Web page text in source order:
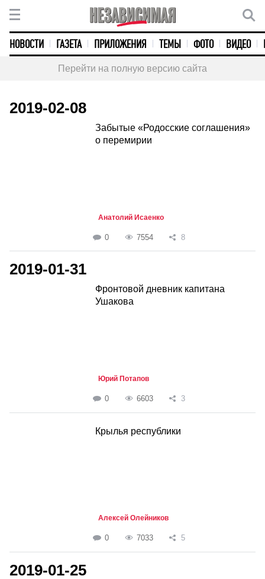
НОВОСТИ ГАЗЕТА ПРИЛОЖЕНИЯ ТЕМЫ ФОТО ВИДЕО
Перейти на полную версию сайта
2019-02-08
Забытые «Родосские соглашения»
о перемирии
Анатолий Исаенко
0 7554 8
2019-01-31
Фронтовой дневник капитана
Ушакова
Юрий Потапов
0 6603 3
Крылья республики
Алексей Олейников
0 7033 5
2019-01-25